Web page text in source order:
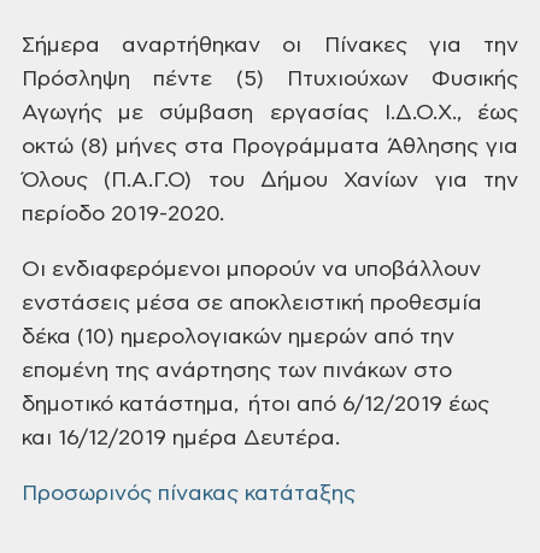
Σήμερα
αναρτήθηκαν οι Πίνακες για την
Πρόσληψη πέντε (5)
Πτυχιούχων Φυσικής
Αγωγής με σύμβαση εργασίας Ι.Δ.Ο.Χ., έως
οκτώ (8) μήνες στα Προγράμματα Άθλησης για
Όλους (Π.Α.Γ.Ο) του ∆ήμου Χανίων για την
περίοδο 2019-2020.
Οι ενδιαφερόμενοι μπορούν να υποβάλλουν
ενστάσεις μέσα σε αποκλειστική προθεσμία
δέκα (10) ημερολογιακών ημερών από την
επομένη της ανάρτησης των πινάκων στο
δημοτικό κατάστημα, ήτοι από 6/12/2019 έως
και 16/12/2019 ημέρα Δευτέρα.
Προσωρινός πίνακας κατάταξης